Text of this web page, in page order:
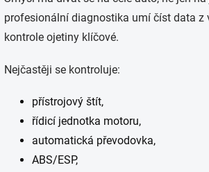
profesionální diagnostika umí číst data z
kontrole ojetiny klíčové.
Nejčastěji se kontroluje:
přístrojový štít,
řídicí jednotka motoru,
automatická převodovka,
ABS/ESP,